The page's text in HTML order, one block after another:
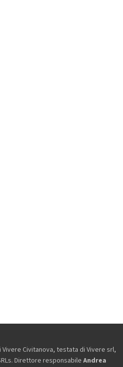
Civitanova, testata di Vivere srl,
Direttore responsabile Andrea